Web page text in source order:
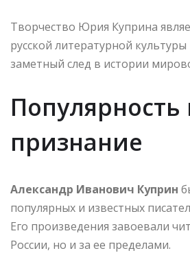
Творчество Юрия Куприна
русской литературной
заметный след в истории
Популярность
признание
Александр Иванович Куприн
популярных и известных
Его произведения завоевали
России, но и за ее пределами.